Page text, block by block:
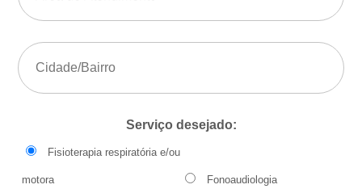
Serviço desejado:
Fisioterapia respiratória e/ou
motora Fonoaudiologia